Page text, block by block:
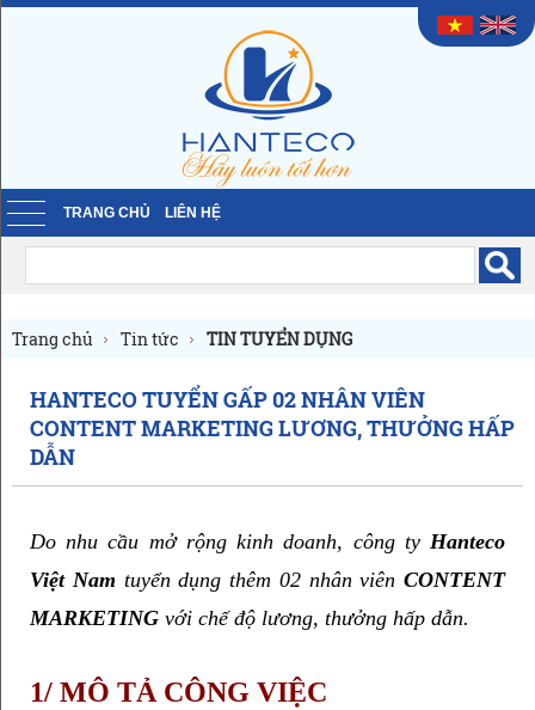
TRANG CHỦ LIÊN HỆ
Trang chủ Tin tức TIN TUYỂN DỤNG
HANTECO TUYỂN GẤP 02 NHÂN VIÊN
CONTENT MARKETING LƯƠNG, THƯỞNG HẤP
DẪN
Do nhu cầu mở rộng kinh doanh, công ty Hanteco
Việt Nam tuyển dụng thêm 02 nhân viên CONTENT
MARKETING với chế độ lương, thưởng hấp dẫn.
1/ MÔ TẢ CÔNG VIỆC